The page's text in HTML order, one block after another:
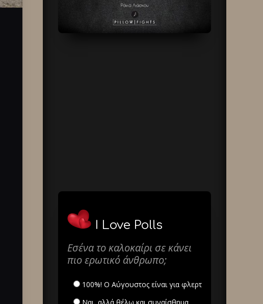
I Love Polls
Εσένα το καλοκαίρι σε κάνει
πιο ερωτικό άνθρωπο;
100%! Ο Αύγουστος είναι για φλερτ